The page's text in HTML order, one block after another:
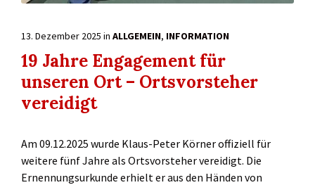
13. Dezember 2025 in ALLGEMEIN, INFORMATION
19 Jahre Engagement für
unseren Ort – Ortsvorsteher
vereidigt
Am 09.12.2025 wurde Klaus-Peter Körner offiziell für
weitere fünf Jahre als Ortsvorsteher vereidigt. Die
Ernennungsurkunde erhielt er aus den Händen von